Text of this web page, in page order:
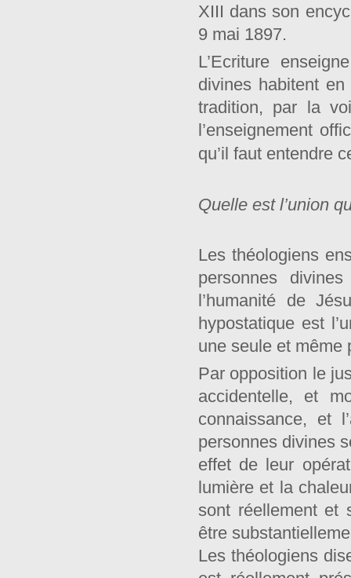
XIII dans son
9 mai 1897.
L’Ecriture
divines habitent
tradition, par la
l’enseignement
qu’il faut entendre
Quelle est l’union
Les théologiens
personnes
l’humanité de
hypostatique est
une seule et même
Par opposition le
accidentelle, et
connaissance, et
personnes divines
effet de leur
lumière et la
sont réellement et
être
Les théologiens